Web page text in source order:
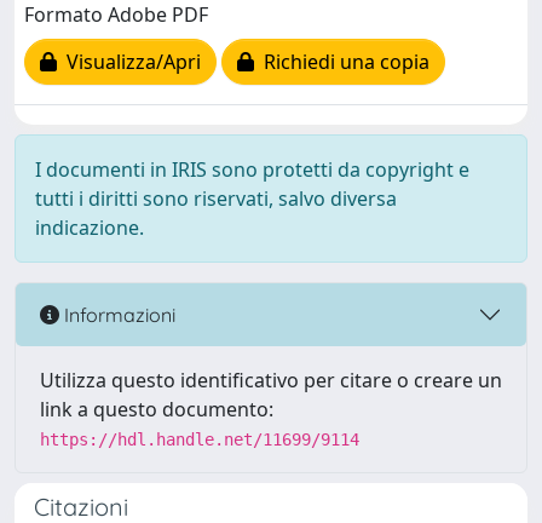
Formato Adobe PDF
Visualizza/Apri
Richiedi una copia
I documenti in IRIS sono protetti da copyright e
tutti i diritti sono riservati, salvo diversa
indicazione.
Informazioni
Utilizza questo identificativo per citare o creare un
link a questo documento:
https://hdl.handle.net/11699/9114
Citazioni